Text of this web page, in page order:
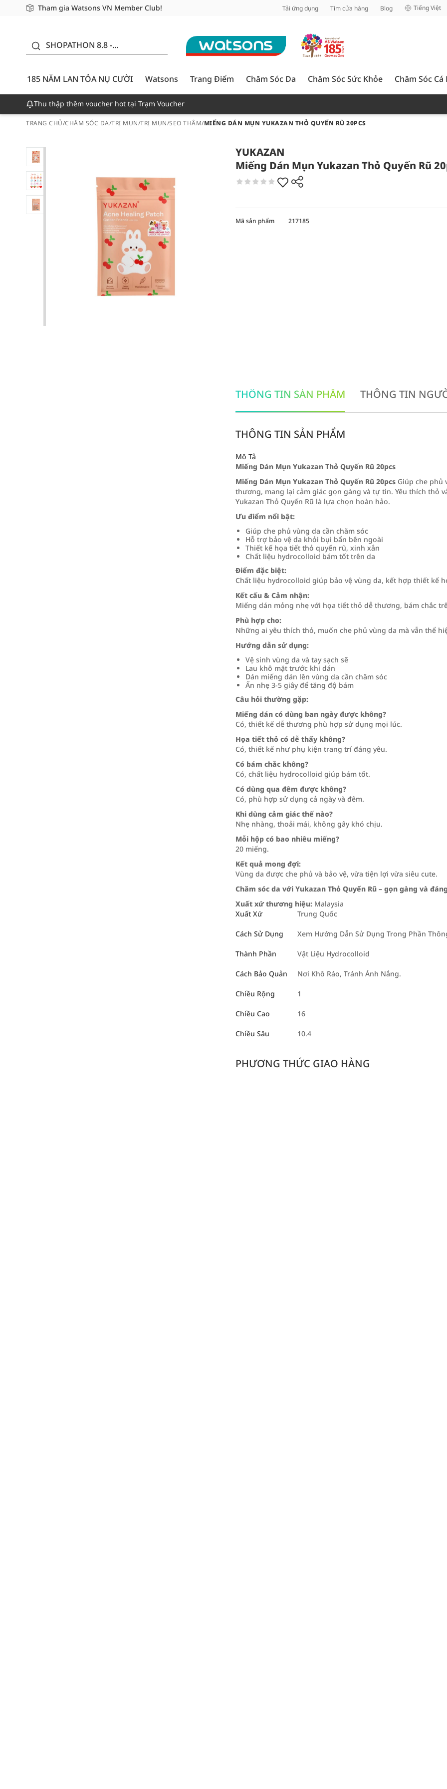
Tham gia Watsons VN Member Club!
Miễn phí giao hàng cho đơn hàng từ 249,000Đ
Giao hàng nhanh 24h - Áp dụng khu vực TP. Hồ Chí Minh Tải ứng dụng Tìm cửa hàng Blog Tiếng Việt
SHOPATHON 8.8 -
CƯỜI - GIẢM ĐẾN
50%
185 NĂM LAN TỎA NỤ CƯỜI
Watsons Trang Điểm Chăm Sóc Da Chăm Sóc Sức Khỏe Chăm Sóc Cá
Thu thập thêm voucher hot tại Trạm Voucher
TRANG CHỦ/CHĂM SÓC DA/TRỊ MỤN/TRỊ MỤN/SẸO THÂM/MIẾNG DÁN MỤN YUKAZAN THỎ QUYẾN RŨ 20PCS
YUKAZAN
Miếng Dán Mụn Yukazan Thỏ Quyến Rũ
Mã sản phẩm 217185
THÔNG TIN SẢN PHẨM THÔNG TIN
THÔNG TIN SẢN PHẨM
Mô Tả
Miếng Dán Mụn Yukazan Thỏ Quyến Rũ 20pcs
Miếng Dán Mụn Yukazan Thỏ Quyến Rũ 20pcs Giúp che phủ
thương, mang lại cảm giác gọn gàng và tự tin. Yêu thích thỏ
Yukazan Thỏ Quyến Rũ là lựa chọn hoàn hảo.
Ưu điểm nổi bật:
Giúp che phủ vùng da cần chăm sóc
Hỗ trợ bảo vệ da khỏi bụi bẩn bên ngoài
Thiết kế họa tiết thỏ quyến rũ, xinh xắn
Chất liệu hydrocolloid bám tốt trên da
Điểm đặc biệt:
Chất liệu hydrocolloid giúp bảo vệ vùng da, kết hợp thiết kế
Kết cấu & Cảm nhận:
Miếng dán mỏng nhẹ với họa tiết thỏ dễ thương, bám chắc
Phù hợp cho:
Những ai yêu thích thỏ, muốn che phủ vùng da mà vẫn thể
Hướng dẫn sử dụng:
Vệ sinh vùng da và tay sạch sẽ
Lau khô mặt trước khi dán
Dán miếng dán lên vùng da cần chăm sóc
Ấn nhẹ 3-5 giây để tăng độ bám
Câu hỏi thường gặp:
Miếng dán có dùng ban ngày được không?
Có, thiết kế dễ thương phù hợp sử dụng mọi lúc.
Họa tiết thỏ có dễ thấy không?
Có, thiết kế như phụ kiện trang trí đáng yêu.
Có bám chắc không?
Có, chất liệu hydrocolloid giúp bám tốt.
Có dùng qua đêm được không?
Có, phù hợp sử dụng cả ngày và đêm.
Khi dùng cảm giác thế nào?
Nhẹ nhàng, thoải mái, không gây khó chịu.
Mỗi hộp có bao nhiêu miếng?
20 miếng.
Kết quả mong đợi:
Vùng da được che phủ và bảo vệ, vừa tiện lợi vừa siêu cute.
Chăm sóc da với Yukazan Thỏ Quyến Rũ – gọn gàng và
Xuất xứ thương hiệu: Malaysia
Xuất Xứ
Trung Quốc
Cách Sử Dụng Xem Hướng Dẫn Sử Dụng Trong Phần
Thành Phần Vật Liệu Hydrocolloid
Cách Bảo Quản Nơi Khô Ráo, Tránh Ánh Nắng.
Chiều Rộng 1
Chiều Cao 16
Chiều Sâu 10.4
PHƯƠNG THỨC GIAO HÀNG